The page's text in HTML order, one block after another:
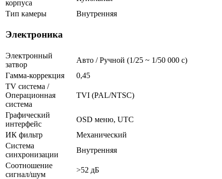
корпуса
Тип камеры
Внутренняя
Электроника
Электронный
затвор
Авто / Ручной (1/25 ~ 1/50 000 с)
Гамма-коррекция
0,45
TV система /
Операционная
система
TVI (PAL/NTSC)
Графический
интерфейс
OSD меню, UTC
ИК фильтр
Механический
Система
синхронизации
Внутренняя
Соотношение
сигнал/шум
>52 дБ